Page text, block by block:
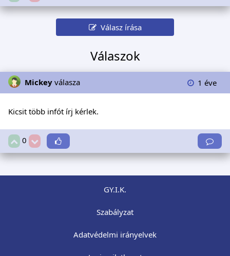
Válasz írása
Válaszok
Mickey válasza 1 éve
Kicsit több infót írj kérlek.
0
GY.I.K.
Szabályzat
Adatvédelmi irányelvek